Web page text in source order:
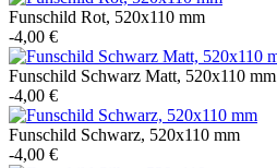
Funschild Rot, 520x110 mm
-4,00 €
Funschild Schwarz Matt, 520x110 mm
-4,00 €
Funschild Schwarz, 520x110 mm
-4,00 €